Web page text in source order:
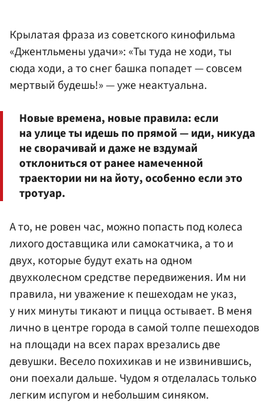
Крылатая фраза из советского кинофильма
«Джентльмены удачи»: «Ты туда не ходи, ты
сюда ходи, а то снег башка попадет — совсем
мертвый будешь!» — уже неактуальна.
Новые времена, новые правила: если
на улице ты идешь по прямой — иди, никуда
не сворачивай и даже не вздумай
отклониться от ранее намеченной
траектории ни на йоту, особенно если это
тротуар.
А то, не ровен час, можно попасть под колеса
лихого доставщика или самокатчика, а то и
двух, которые будут ехать на одном
двухколесном средстве передвижения. Им ни
правила, ни уважение к пешеходам не указ,
у них минуты тикают и пицца остывает. В меня
лично в центре города в самой толпе пешеходов
на площади на всех парах врезались две
девушки. Весело похихикав и не извинившись,
они поехали дальше. Чудом я отделалась только
легким испугом и небольшим синяком.